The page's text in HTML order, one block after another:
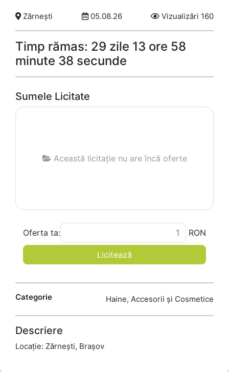
Zărnești 05.08.26 Vizualizări 160
Timp rămas: 29 zile 13 ore 58
minute 38 secunde
Sumele Licitate
Această licitație nu are încă oferte
Oferta ta: RON
Licitează
Categorie Haine, Accesorii și Cosmetice
Descriere
Locație: Zărnești, Brașov